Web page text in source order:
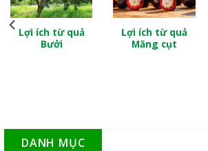
Lợi ích từ quả
Bưởi
Lợi ích từ quả
Măng cụt
DANH MỤC